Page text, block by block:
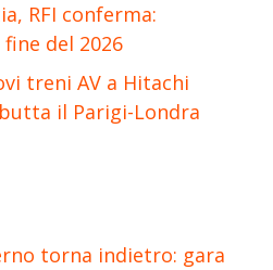
RFI conferma:
del 2026
treni AV a Hitachi
il Parigi-Londra
torna indietro: gara